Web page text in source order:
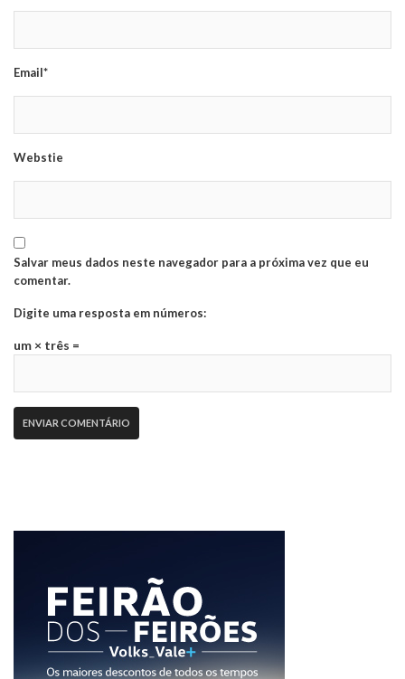
Email*
Webstie
Salvar meus dados neste navegador para a próxima vez que eu
comentar.
Digite uma resposta em números:
um × três =